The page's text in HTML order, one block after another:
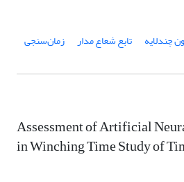
چندلایه تابع شعاع مدار زمان‌سنجی
Assessment of Artificial
in Winching Time Study of